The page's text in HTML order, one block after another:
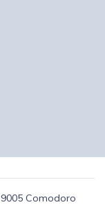
Comodoro